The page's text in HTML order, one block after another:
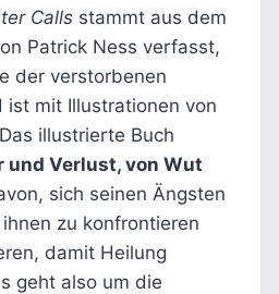
Callsstammt aus dem
Patrick Ness verfasst,
der verstorbenen
ist mit Illustrationen von
illustrierte Buch
und Verlust, von Wut
sich seinen Ängsten
zu konfrontieren
damit Heilung
geht also um die